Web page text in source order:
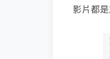
影片都